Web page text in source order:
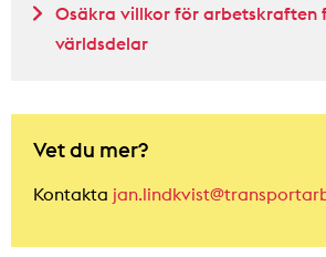
Osäkra villkor för arbetskraften
världsdelar
Vet du mer?
Kontakta